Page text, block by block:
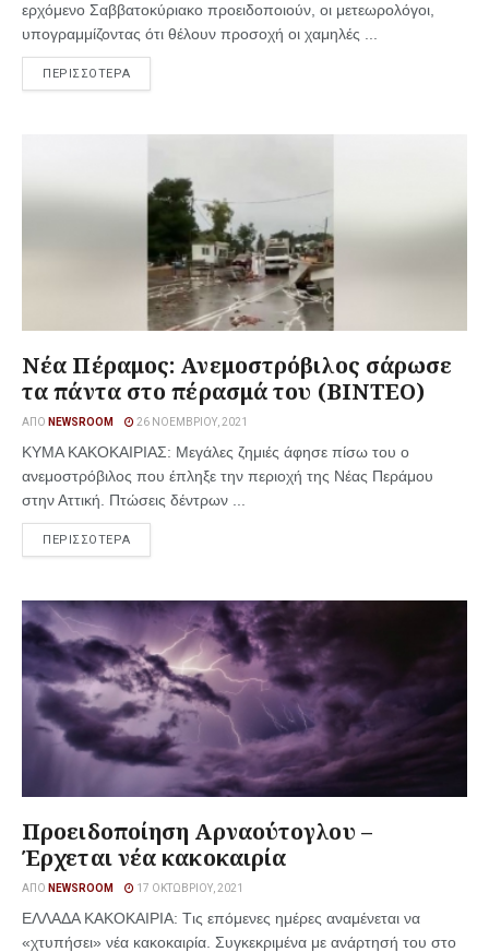
ερχόμενο Σαββατοκύριακο προειδοποιούν, οι μετεωρολόγοι,
υπογραμμίζοντας ότι θέλουν προσοχή οι χαμηλές ...
ΠΕΡΙΣΣΟΤΕΡΑ
Νέα Πέραμος: Ανεμοστρόβιλος σάρωσε
τα πάντα στο πέρασμά του (ΒΙΝΤΕΟ)
ΑΠΌ NEWSROOM 26 ΝΟΕΜΒΡΊΟΥ, 2021
ΚΥΜΑ ΚΑΚΟΚΑΙΡΙΑΣ: Μεγάλες ζημιές άφησε πίσω του ο
ανεμοστρόβιλος που έπληξε την περιοχή της Νέας Περάμου
στην Αττική. Πτώσεις δέντρων ...
ΠΕΡΙΣΣΟΤΕΡΑ
Προειδοποίηση Αρναούτογλου –
Έρχεται νέα κακοκαιρία
ΑΠΌ NEWSROOM 17 ΟΚΤΩΒΡΊΟΥ, 2021
ΕΛΛΑΔΑ ΚΑΚΟΚΑΙΡΙΑ: Tις επόμενες ημέρες αναμένεται να
«χτυπήσει» νέα κακοκαιρία. Συγκεκριμένα με ανάρτησή του στο